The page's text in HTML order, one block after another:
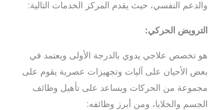
والدعم النفسي، حيث يقدم المركز الخدمات التالية:
الترويض الحركي:
هو تخصص علاجي يدوي بالدرجة الأولى ويعتمد في
بعض الأحيان على آليات وتجهيزات عصرية يقوم على
مجموعة من الحركات ويساعد على تأهيل وظائف
الجسم والخلايا، ومن أبرز وظائفه: